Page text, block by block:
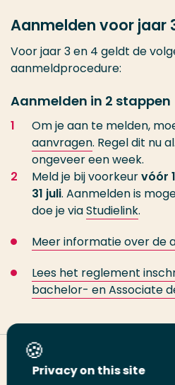
Aanmelden voor jaar
Voor jaar 3 en 4 geldt de
aanmeldprocedure:
Aanmelden in 2 stappen
Om je aan te melden,
aanvragen. Regel dit nu
ongeveer een week.
Meld je bij voorkeurvóór
31 juli. Aanmelden is
doe je viaStudielink.
Meer informatie over de
Lees het reglement
bachelor- en Associate
Deel deze pagina
Privacy on this site